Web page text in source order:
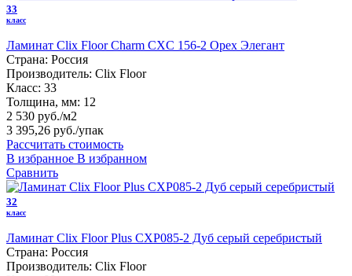
33
класс
Ламинат Clix Floor Charm CXC 156-2 Орех Элегант
Страна: Россия
Производитель: Clix Floor
Класс: 33
Толщина, мм: 12
2 530 руб./м2
3 395,26 руб./упак
Рассчитать стоимость
В избранное В избранном
Сравнить
32
класс
Ламинат Clix Floor Plus CXP085-2 Дуб серый серебристый
Страна: Россия
Производитель: Clix Floor